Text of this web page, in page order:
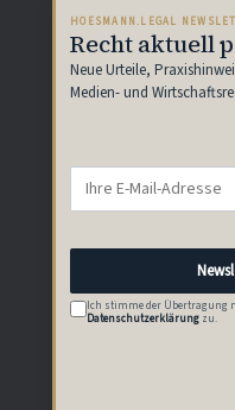
HOESMANN.LEGAL
Recht aktuell
Neue Urteile,
Medien- und
Mail-
Adresse
Ich stimme der Übertragung
Datenschutzerklärung zu.